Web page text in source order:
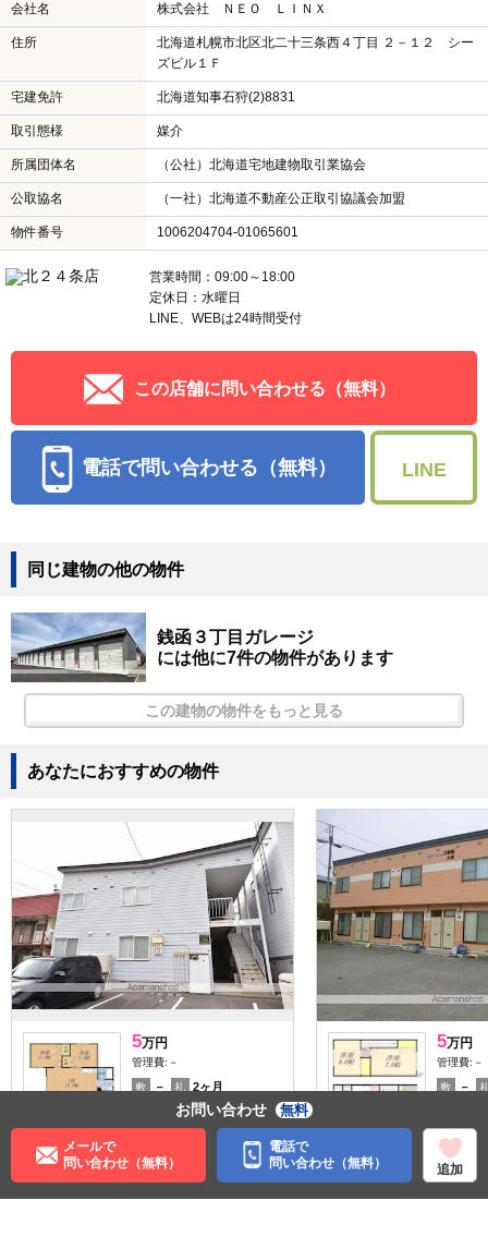
会社名 株式会社 ＮＥＯ ＬＩＮＸ
住所
北海道札幌市北区北二十三条西４丁目 ２－１２ シー
ズビル１Ｆ
宅建免許 北海道知事石狩(2)8831
取引態様 媒介
所属団体名 （公社）北海道宅地建物取引業協会
公取協名 （一社）北海道不動産公正取引協議会加盟
物件番号 1006204704-01065601
営業時間：09:00～18:00
定休日：水曜日
LINE、WEBは24時間受付
この店舗に問い合わせる（無料）
電話で問い合わせる（無料） LINE
同じ建物の他の物件
銭函３丁目ガレージ
には他に7件の物件があります
この建物の物件をもっと見る
あなたにおすすめの物件
5万円
管理費:－
敷 － 礼
2ヶ月
2LDK
小樽築港駅 バス2分 東小樽
北海道小樽市桜１丁目
5万円
管理費:－
敷 －
小樽駅
徒歩1分
北海道
お問い合わせ 無料
メールで
問い合わせ（無料）
電話で
問い合わせ（無料）
追加